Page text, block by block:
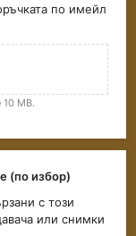
по имейл
MB.
(по избор)
с този
или снимки